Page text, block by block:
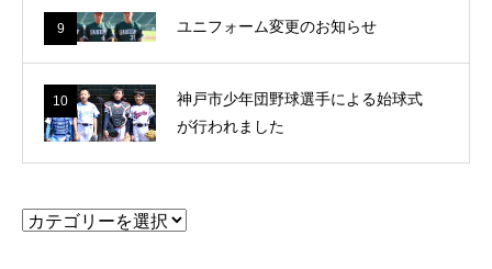
9 ユニフォーム変更のお知らせ
10
神戸市少年団野球選手による始球式
が行われました